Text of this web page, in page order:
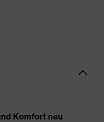
Komfort neu